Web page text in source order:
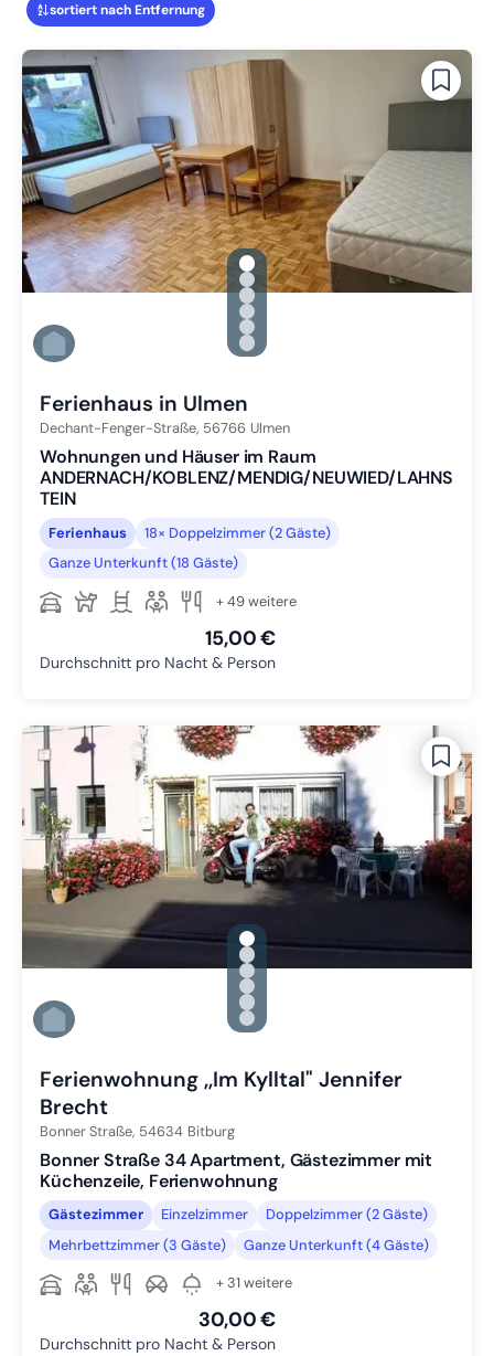
sortiert nach Entfernung
gallery.slide_selector
Zu Slide 1 wechseln
Zu Slide 2 wechseln
Zu Slide 3 wechseln
Zu Slide 4 wechseln
Zu Slide 5 wechseln
Zu Slide 6 wechseln
Ferienhaus in Ulmen
Dechant-Fenger-Straße, 56766 Ulmen
Wohnungen und Häuser im Raum
ANDERNACH/KOBLENZ/MENDIG/NEUWIED/LAHNS
TEIN
Ferienhaus
18× Doppelzimmer (2 Gäste)
Ganze Unterkunft (18 Gäste)
+ 49 weitere
15,00 €
Durchschnitt pro Nacht & Person
gallery.slide_selector
Zu Slide 1 wechseln
Zu Slide 2 wechseln
Zu Slide 3 wechseln
Zu Slide 4 wechseln
Zu Slide 5 wechseln
Zu Slide 6 wechseln
Ferienwohnung ,,Im Kylltal" Jennifer
Brecht
Bonner Straße, 54634 Bitburg
Bonner Straße 34 Apartment, Gästezimmer mit
Küchenzeile, Ferienwohnung
Gästezimmer Einzelzimmer
Doppelzimmer (2 Gäste)
Mehrbettzimmer (3 Gäste)
Ganze Unterkunft (4 Gäste)
+ 31 weitere
30,00 €
Durchschnitt pro Nacht & Person